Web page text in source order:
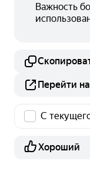
Важность
Перейти
С
Хороший